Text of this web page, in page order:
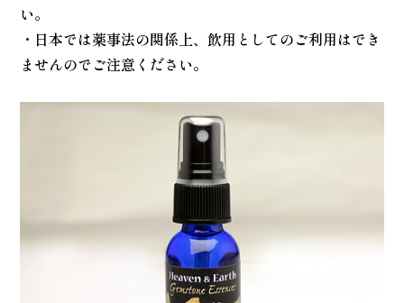
い。
・日本では薬事法の関係上、飲用としてのご利用はでき
ませんのでご注意ください。